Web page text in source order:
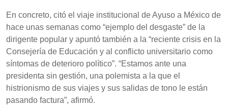
En concreto, citó el viaje institucional de Ayuso a México de
hace unas semanas como “ejemplo del desgaste” de la
dirigente popular y apuntó también a la “reciente crisis en la
Consejería de Educación y al conflicto universitario como
síntomas de deterioro político”. “Estamos ante una
presidenta sin gestión, una polemista a la que el
histrionismo de sus viajes y sus salidas de tono le están
pasando factura”, afirmó.